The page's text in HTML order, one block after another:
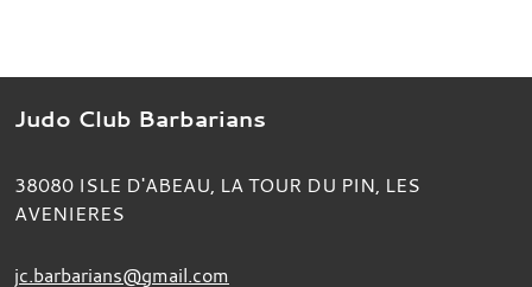
Judo Club Barbarians
38080 ISLE D'ABEAU, LA TOUR DU PIN, LES
AVENIERES
jc.barbarians@gmail.com